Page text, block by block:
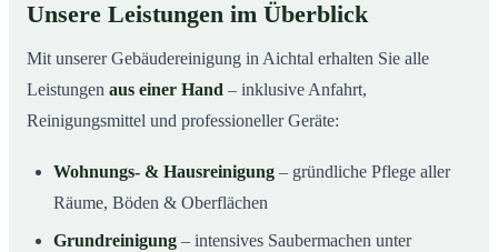
Unsere Leistungen im Überblick
Mit unserer Gebäudereinigung in Aichtal erhalten Sie alle
Leistungen aus einer Hand – inklusive Anfahrt,
Reinigungsmittel und professioneller Geräte:
Wohnungs- & Hausreinigung – gründliche Pflege aller
Räume, Böden & Oberflächen
Grundreinigung – intensives Saubermachen unter